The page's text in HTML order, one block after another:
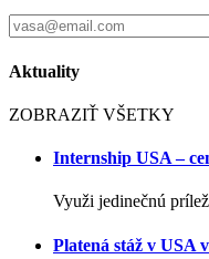
Aktuality
ZOBRAZIŤ VŠETKY
Internship USA –
Využi jedinečnú
Platená stáž v USA